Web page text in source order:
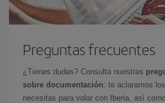
Preguntas frecuentes
¿Tienes dudas? Consulta nuestras
sobre documentación: te aclaramos
necesitas para volar con Iberia, así